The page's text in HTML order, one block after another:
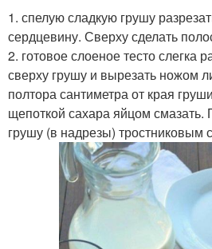
1. спелую сладкую грушу
сердцевину. Сверху сделать
2. готовое слоеное тесто слегка
сверху грушу и вырезать ножом
полтора сантиметра от края
щепоткой сахара яйцом смазать.
грушу (в надрезы) тростниковым